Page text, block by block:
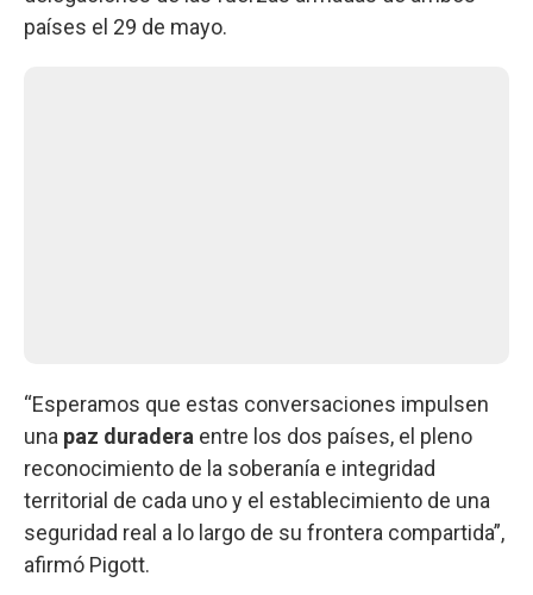
países el 29 de mayo.
“Esperamos que estas conversaciones impulsen
una paz duradera entre los dos países, el pleno
reconocimiento de la soberanía e integridad
territorial de cada uno y el establecimiento de una
seguridad real a lo largo de su frontera compartida”,
afirmó Pigott.